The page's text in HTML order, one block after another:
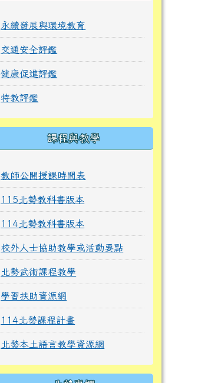
永續發展與環境教育
交通安全評鑑
健康促進評鑑
特教評鑑
課程與教學
教師公開授課時間表
115北勢教科書版本
114北勢教科書版本
校外人士協助教學或活動要點
北勢武術課程教學
學習扶助資源網
114北勢課程計畫
北勢本土語言教學資源網